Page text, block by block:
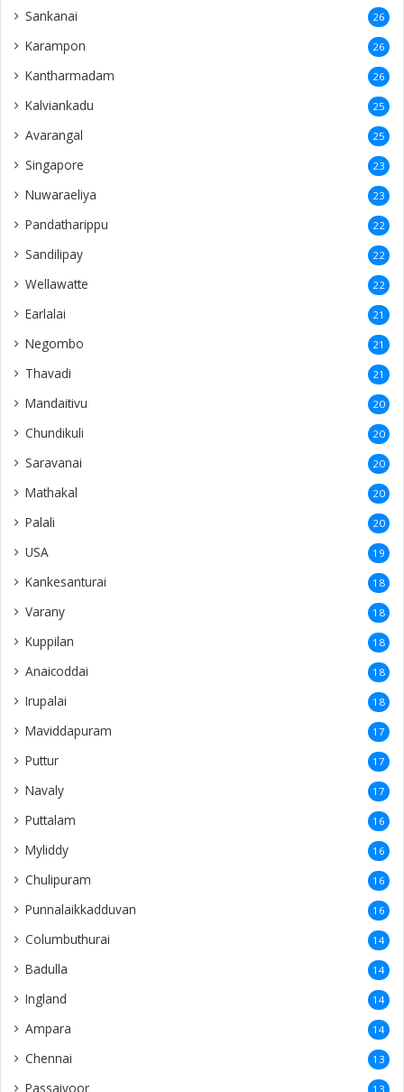
Sankanai 26
Karampon 26
Kantharmadam 26
Kalviankadu 25
Avarangal 25
Singapore 23
Nuwaraeliya 23
Pandatharippu 22
Sandilipay 22
Wellawatte 22
Earlalai 21
Negombo 21
Thavadi 21
Mandaitivu 20
Chundikuli 20
Saravanai 20
Mathakal 20
Palali 20
USA 19
Kankesanturai 18
Varany 18
Kuppilan 18
Anaicoddai 18
Irupalai 18
Maviddapuram 17
Puttur 17
Navaly 17
Puttalam 16
Myliddy 16
Chulipuram 16
Punnalaikkadduvan 16
Columbuthurai 14
Badulla 14
Ingland 14
Ampara 14
Chennai 13
Passaiyoor 13